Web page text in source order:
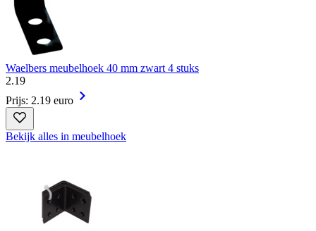
Waelbers meubelhoek 40 mm zwart 4 stuks
2.19
Prijs: 2.19 euro
Bekijk alles in meubelhoek